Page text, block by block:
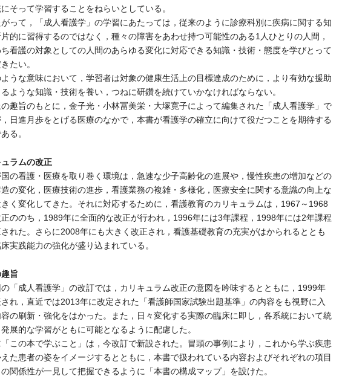
そって学習することをねらいとしている。
って，「成人看護学」の学習にあたっては，従来のように診療科別に疾病に関する知
的に習得するのではなく，種々の障害をあわせ持つ可能性のある1人ひとりの人間，
看護の対象としての人間のあらゆる変化に対応できる知識・技術・態度を学びとって
たい。
うな意味において，学習者は対象の健康生活上の目標達成のために，より有効な援助
ような知識・技術を養い，つねに研鑽を続けていかなければならない。
趣旨のもとに，金子光・小林冨美栄・大塚寛子によって編集された「成人看護学」で
日進月歩をとげる医療のなかで，本書が看護学の確立に向けて役だつことを期待する
る。
ラムの改正
の看護・医療を取り巻く環境は，急速な少子高齢化の進展や，慢性疾患の増加などの
の変化，医療技術の進歩，看護業務の複雑・多様化，医療安全に関する意識の向上な
きく変化してきた。それに対応するために，看護教育のカリキュラムは，1967～1968
ののち，1989年に全面的な改正が行われ，1996年には3年課程，1998年には2年課程
れた。さらに2008年にも大きく改正され，看護基礎教育の充実がはかられるととも
実践能力の強化が盛り込まれている。
旨
「成人看護学」の改訂では，カリキュラム改正の意図を吟味するとともに，1999年
れ，直近では2013年に改定された「看護師国家試験出題基準」の内容をも視野に入
の刷新・強化をはかった。また，日々変化する実際の臨床に即し，各系統において統
展的な学習がともに可能となるように配慮した。
この本で学ぶこと」は，今改訂で新設された。冒頭の事例により，これから学ぶ疾患
た患者の姿をイメージするとともに，本書で扱われている内容およびそれぞれの項目
関係性が一見して把握できるように「本書の構成マップ」を設けた。